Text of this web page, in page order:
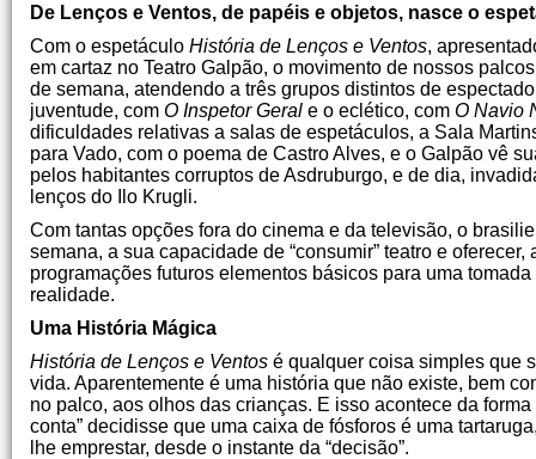
De Lenços e Ventos, de papéis e objetos, nasce o
Com o espetáculo História de Lenços e Ventos,
em cartaz no Teatro Galpão, o movimento de nossos
de semana, atendendo a três grupos distintos de
juventude, com O Inspetor Geral e o eclético, com O Navio
dificuldades relativas a salas de espetáculos, a Sala
para Vado, com o poema de Castro Alves, e o Galpão vê
pelos habitantes corruptos de Asdruburgo, e de dia,
lenços do Ilo Krugli.
Com tantas opções fora do cinema e da televisão, o
semana, a sua capacidade de “consumir” teatro e
programações futuros elementos básicos para uma
realidade.
Uma História Mágica
História de Lenços e Ventos é qualquer coisa simples que
vida. Aparentemente é uma história que não existe, bem
no palco, aos olhos das crianças. E isso acontece da
conta” decidisse que uma caixa de fósforos é uma
lhe emprestar, desde o instante da “decisão”.